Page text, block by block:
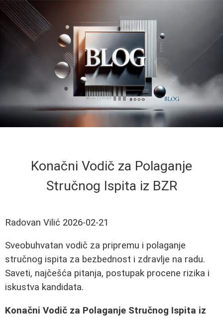
Konačni Vodič za Polaganje
Stručnog Ispita iz BZR
Radovan Vilić 2026-02-21
Sveobuhvatan vodič za pripremu i polaganje
stručnog ispita za bezbednost i zdravlje na radu.
Saveti, najčešća pitanja, postupak procene rizika i
iskustva kandidata.
Konačni Vodič za Polaganje Stručnog Ispita iz